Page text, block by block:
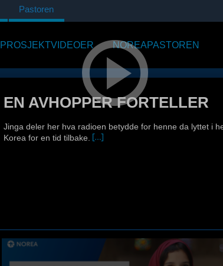
Pastoren
PROSJEKTVIDEOER NOREAPASTOREN
EN AVHOPPER FORTELLER
Jinga deler her hva radioen betydde for henne da lyttet i
Korea for en tid tilbake.